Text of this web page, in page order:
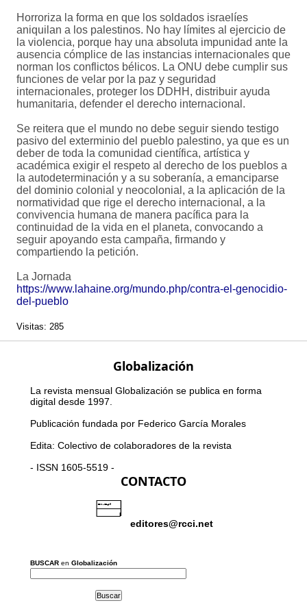
Horroriza la forma en que los soldados israelíes
aniquilan a los palestinos. No hay límites al ejercicio de
la violencia, porque hay una absoluta impunidad ante la
ausencia cómplice de las instancias internacionales que
norman los conflictos bélicos. La ONU debe cumplir sus
funciones de velar por la paz y seguridad
internacionales, proteger los DDHH, distribuir ayuda
humanitaria, defender el derecho internacional.
Se reitera que el mundo no debe seguir siendo testigo
pasivo del exterminio del pueblo palestino, ya que es un
deber de toda la comunidad científica, artística y
académica exigir el respeto al derecho de los pueblos a
la autodeterminación y a su soberanía, a emanciparse
del dominio colonial y neocolonial, a la aplicación de la
normatividad que rige el derecho internacional, a la
convivencia humana de manera pacífica para la
continuidad de la vida en el planeta, convocando a
seguir apoyando esta campaña, firmando y
compartiendo la petición.
La Jornada
https://www.lahaine.org/mundo.php/contra-el-genocidio-
del-pueblo
Visitas: 285
Globalización
La revista mensual Globalización se publica en forma
digital desde 1997.
Publicación fundada por Federico García Morales
Edita: Colectivo de colaboradores de la revista
- ISSN 1605-5519 -
CONTACTO
editores@rcci.net
BUSCAR en Globalización